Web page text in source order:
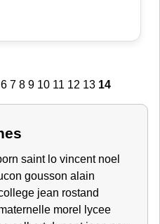
6 7 8 9 10 11 12 13 14
saint lo vincent noel
gousson alain
jean rostand
morel lycee